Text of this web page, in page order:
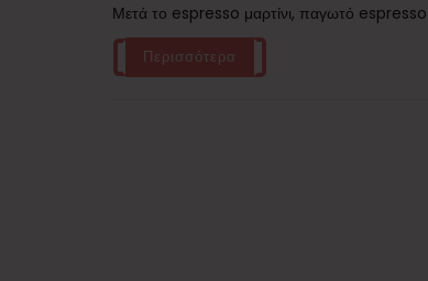
Μετά το espresso μαρτίνι, παγωτό espresso
Περισσότερα